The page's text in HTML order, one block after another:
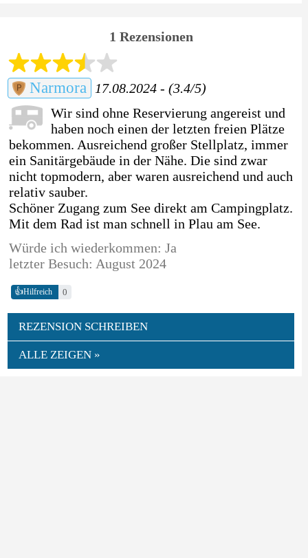
1 Rezensionen
Narmora
17.08.2024 - (3.4/5)
Wir sind ohne Reservierung angereist und
haben noch einen der letzten freien Plätze
bekommen. Ausreichend großer Stellplatz, immer
ein Sanitärgebäude in der Nähe. Die sind zwar
nicht topmodern, aber waren ausreichend und auch
relativ sauber.
Schöner Zugang zum See direkt am Campingplatz.
Mit dem Rad ist man schnell in Plau am See.
Würde ich wiederkommen: Ja
letzter Besuch: August 2024
👍Hilfreich 0
REZENSION SCHREIBEN
ALLE ZEIGEN »